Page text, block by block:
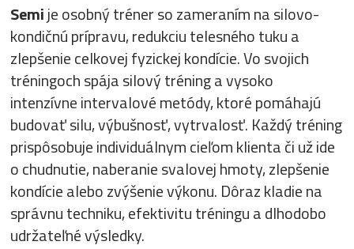
Semije osobný tréner so zameraním na silovo-
kondičnú prípravu, redukciu telesného tuku a
zlepšenie celkovej fyzickej kondície. Vo svojich
tréningoch spája silový tréning a vysoko
intenzívne intervalové metódy, ktoré pomáhajú
budovať silu, výbušnosť, vytrvalosť. Každý tréning
prispôsobuje individuálnym cieľom klienta či už ide
o chudnutie, naberanie svalovej hmoty, zlepšenie
kondície alebo zvýšenie výkonu. Dôraz kladie na
správnu techniku, efektivitu tréningu a dlhodobo
udržateľné výsledky.